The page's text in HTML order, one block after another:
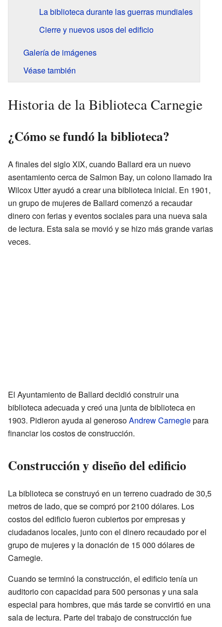
La biblioteca durante las guerras mundiales
Cierre y nuevos usos del edificio
Galería de imágenes
Véase también
Historia de la Biblioteca Carnegie
¿Cómo se fundó la biblioteca?
A finales del siglo XIX, cuando Ballard era un nuevo
asentamiento cerca de Salmon Bay, un colono llamado Ira
Wilcox Utter ayudó a crear una biblioteca inicial. En 1901,
un grupo de mujeres de Ballard comenzó a recaudar
dinero con ferias y eventos sociales para una nueva sala
de lectura. Esta sala se movió y se hizo más grande varias
veces.
El Ayuntamiento de Ballard decidió construir una
biblioteca adecuada y creó una junta de biblioteca en
1903. Pidieron ayuda al generosoAndrew Carnegiepara
financiar los costos de construcción.
Construcción y diseño del edificio
La biblioteca se construyó en un terreno cuadrado de 30,5
metros de lado, que se compró por 2100 dólares. Los
costos del edificio fueron cubiertos por empresas y
ciudadanos locales, junto con el dinero recaudado por el
grupo de mujeres y la donación de 15 000 dólares de
Carnegie.
Cuando se terminó la construcción, el edificio tenía un
auditorio con capacidad para 500 personas y una sala
especial para hombres, que más tarde se convirtió en una
sala de lectura. Parte del trabajo de construcción fue